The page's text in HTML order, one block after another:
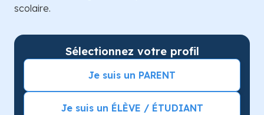
scolaire.
Sélectionnez votre profil
Je suis un PARENT
Je suis un ÉLÈVE / ÉTUDIANT